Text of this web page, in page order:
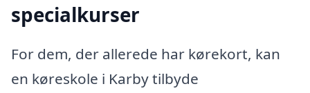
specialkurser
For dem, der allerede har kørekort, kan
en køreskole i Karby tilbyde